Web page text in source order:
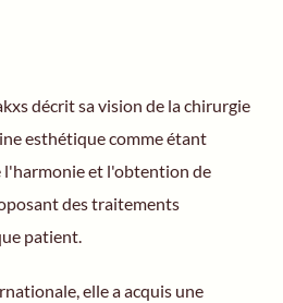
décrit sa vision de la chirurgie
esthétique comme étant
l'harmonie et l'obtention de
des traitements
patient.
elle a acquis une